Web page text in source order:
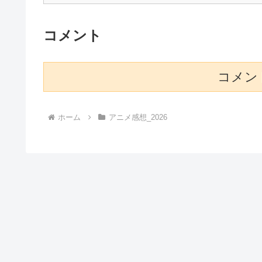
コメント
コメン
ホーム アニメ感想_2026